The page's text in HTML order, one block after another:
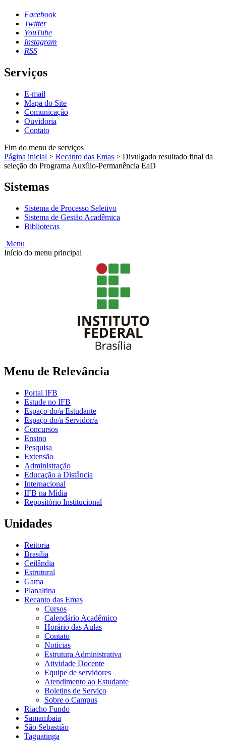
Facebook
Twitter
YouTube
Instagram
RSS
Serviços
E-mail
Mapa do Site
Comunicação
Ouvidoria
Contato
Fim do menu de serviços
Página inicial > Recanto das Emas > Divulgado resultado final da
seleção do Programa Auxílio-Permanência EaD
Sistemas
Sistema de Processo Seletivo
Sistema de Gestão Acadêmica
Bibliotecas
Menu
Início do menu principal
Menu de Relevância
Portal IFB
Estude no IFB
Espaço do/a Estudante
Espaço do/a Servidor/a
Concursos
Ensino
Pesquisa
Extensão
Administração
Educação a Distância
Internacional
IFB na Mídia
Repositório Institucional
Unidades
Reitoria
Brasília
Ceilândia
Estrutural
Gama
Planaltina
Recanto das Emas
Cursos
Calendário Acadêmico
Horário das Aulas
Contato
Notícias
Estrutura Administrativa
Atividade Docente
Equipe de servidores
Atendimento ao Estudante
Boletins de Serviço
Sobre o Campus
Riacho Fundo
Samambaia
São Sebastião
Taguatinga